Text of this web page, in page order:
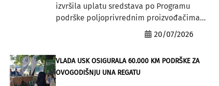
izvršila uplatu sredstava po Programu
podrške poljoprivrednim proizvođačima...
20/07/2026
VLADA USK OSIGURALA 60.000 KM PODRŠKE ZA
OVOGODIŠNJU UNA REGATU